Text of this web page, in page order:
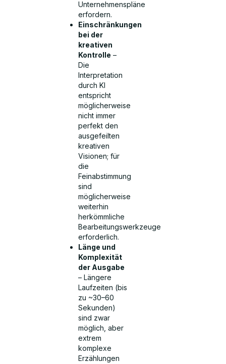
Unternehmenspläne
erfordern.
Einschränkungen
bei der
kreativen
Kontrolle –
Die
Interpretation
durch KI
entspricht
möglicherweise
nicht immer
perfekt den
ausgefeilten
kreativen
Visionen; für
die
Feinabstimmung
sind
möglicherweise
weiterhin
herkömmliche
Bearbeitungswerkzeuge
erforderlich.
Länge und
Komplexität
der Ausgabe
– Längere
Laufzeiten (bis
zu ~30–60
Sekunden)
sind zwar
möglich, aber
extrem
komplexe
Erzählungen